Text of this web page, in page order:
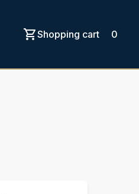
Shopping cart 0